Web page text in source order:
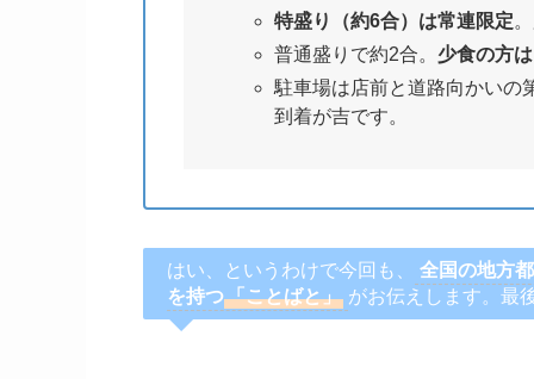
特盛り（約6合）は常連限定
普通盛りで約2合。 少食の方
駐車場は店前と道路向かいの
到着が吉です。
はい、というわけで今回も、
全国の地方
を持つ「ことばと」 がお伝えします。最